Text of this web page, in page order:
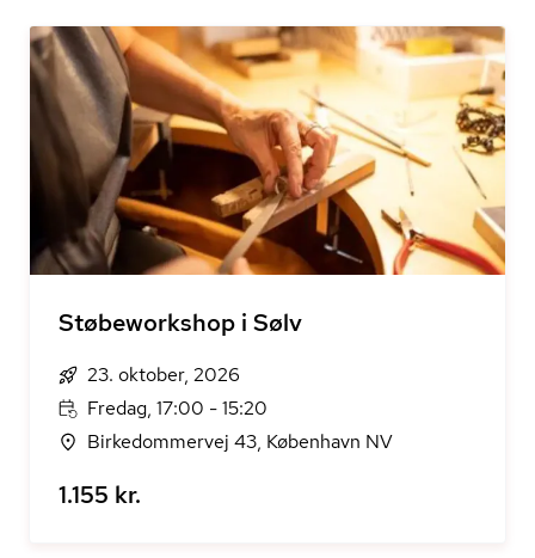
Støbeworkshop i Sølv
23. oktober, 2026
Fredag, 17:00 - 15:20
Birkedommervej 43, København NV
1.155 kr.